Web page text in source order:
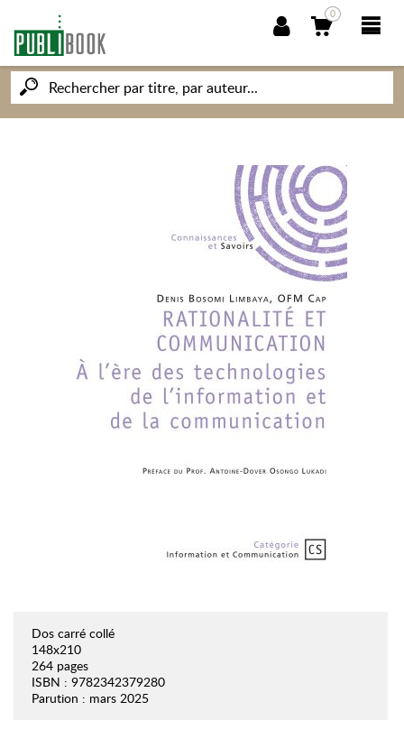
0
NOUVEAUTÉS
PUBLIBOOK
SOCIÉTÉ DES ÉCRIVAINS
CONNAISSANCES ET SAVOIRS
MON PETIT ÉDITEUR
Dos carré collé
148x210
264 pages
ISBN : 9782342379280
Parution : mars 2025